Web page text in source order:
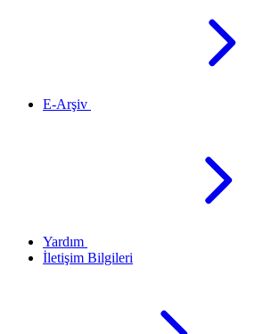
E-Arşiv
Yardım
İletişim Bilgileri